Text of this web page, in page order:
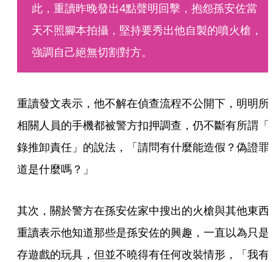
此，重讀昨晚發出4點聲明回擊，抱怨孫安佐當
天不照腳本拍攝，堅持要秀出他自製的噴火槍，
強調自己絕無切割對方。
重讀發文表示，他不解在偵查流程不公開下，明明所
相關人員的手機都被警方扣押調查，仍不斷有所謂「
錄推卸責任」的說法，「請問有什麼能造假？偽證罪
道是什麼嗎？」
其次，關於警方在孫安佐家中搜出的火槍與其他東西
重讀表示他知道那些是孫安佐的興趣，一直以為只是
存遊戲的玩具，但並不曉得有任何改裝情形，「我有